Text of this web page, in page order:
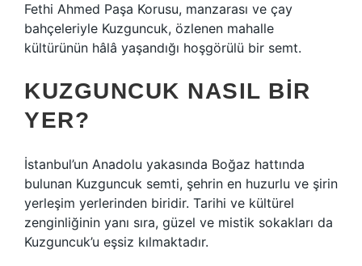
Fethi Ahmed Paşa Korusu, manzarası ve çay
bahçeleriyle Kuzguncuk, özlenen mahalle
kültürünün hâlâ yaşandığı hoşgörülü bir semt.
KUZGUNCUK NASIL BIR
YER?
İstanbul’un Anadolu yakasında Boğaz hattında
bulunan Kuzguncuk semti, şehrin en huzurlu ve şirin
yerleşim yerlerinden biridir. Tarihi ve kültürel
zenginliğinin yanı sıra, güzel ve mistik sokakları da
Kuzguncuk’u eşsiz kılmaktadır.